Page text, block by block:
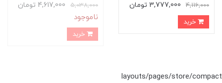
4,116,000 3,777,000 تومان 5,038,000 4,617,000 تومان
ناموجود
layouts/pages/store/compact